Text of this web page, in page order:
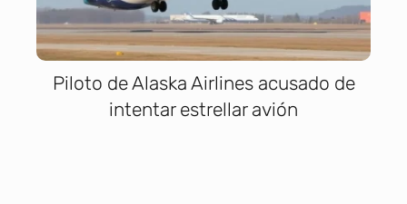
Piloto de Alaska Airlines acusado de
intentar estrellar avión